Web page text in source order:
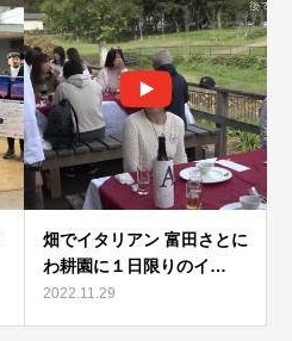
畑でイタリアン 富田さとに
わ耕園に１日限りのイ…
2022.11.29